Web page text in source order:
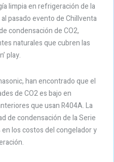
limpia en refrigeración de la
pasado evento de Chillventa
condensación de CO2,
naturales que cubren las
play.
han encontrado que el
de CO2 es bajo en
que usan R404A. La
de condensación de la Serie
los costos del congelador y